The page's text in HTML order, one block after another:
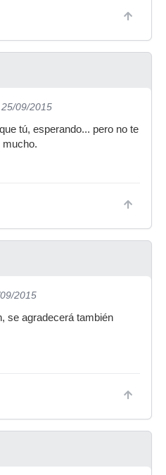
09/2015
tú, esperando... pero no te
mucho.
2015
se agradecerá también